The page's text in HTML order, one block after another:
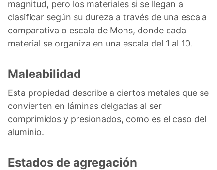
magnitud, pero los materiales si se llegan a
clasificar según su dureza a través de una escala
comparativa o escala de Mohs, donde cada
material se organiza en una escala del 1 al 10.
Maleabilidad
Esta propiedad describe a ciertos metales que se
convierten en láminas delgadas al ser
comprimidos y presionados, como es el caso del
aluminio.
Estados de agregación